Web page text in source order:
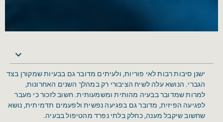
ישנן סיבות רבות לאי פוריות, ולעיתים מדובר גם בבעיות שמקורן בצד
הגברי. הנושא עלה לשיח הציבורי רק במהלך השנים האחרונות,
למרות שמדובר בבעיה מהותית ומשמעותית. חשוב לזכור כי מעבר
לפגיעה הפיזית, מדובר גם בפגיעה נפשית ולפעמים תדמיתית, נושא
שחשוב שיקבל מענה, כחלק בלתי נפרד מהטיפול בבעיה.